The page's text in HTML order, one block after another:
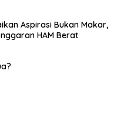
Aspirasi Bukan Makar,
HAM Berat